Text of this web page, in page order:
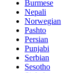
Burmese
Nepali
Norwegian
Pashto
Persian
Punjabi
Serbian
Sesotho